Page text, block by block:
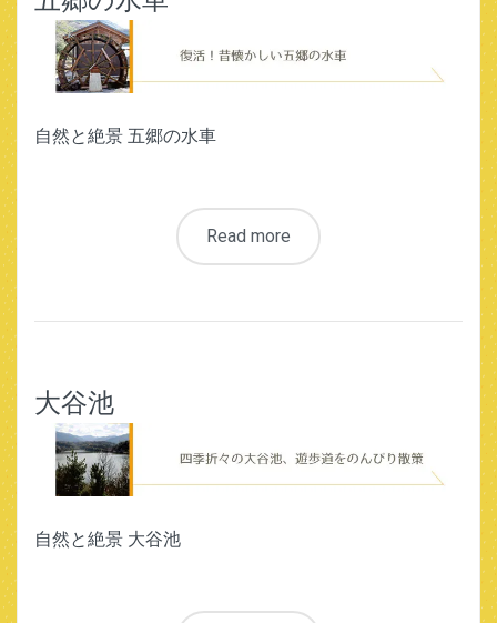
自然と絶景 五郷の水車
Read more
大谷池
自然と絶景 大谷池